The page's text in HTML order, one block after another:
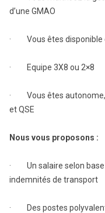
d’une GMAO
· Vous êtes disponible
· Equipe 3X8 ou 2×8
· Vous êtes autonome,
et QSE
Nous vous proposons :
· Un salaire selon base
indemnités de transport
· Des postes